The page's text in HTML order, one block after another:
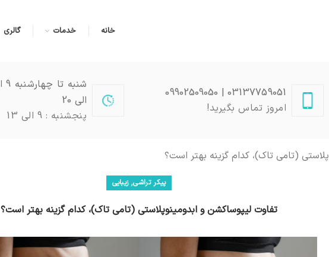
خانه خدمات گالری
03137759051 | 09902509050
امروز تماس بگیرید!
الی 20
پنجشنبه : 9 الی 13
(تامی تاک)، کدام گزینه بهتر است؟
پیکر تراشی,زیبایی
تفاوت لیپوساکشن و ابدومینوپلاستی (تامی تاک)، کدام گزینه بهتر است؟